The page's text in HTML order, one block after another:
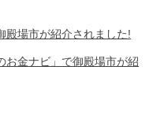
殿場市が紹介されました!
お金ナビ」で御殿場市が紹